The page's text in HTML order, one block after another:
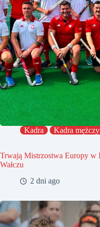
Kadra Kadra
Trwają Mistrzostwa Europy w
Wałczu
2 dni ago